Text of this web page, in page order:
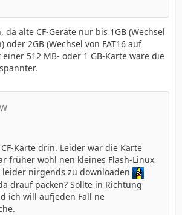
da alte CF-Geräte nur bis 1GB (Wechsel
oder 2GB (Wechsel von FAT16 auf
einer 512 MB- oder 1 GB-Karte wäre die
Karte drin. Leider war die Karte
früher wohl nen kleines Flash-Linux
nirgends zu downloaden
drauf packen? Sollte in Richtung
ich will aufjeden Fall ne